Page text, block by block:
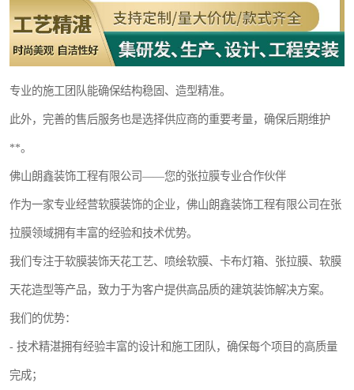
专业的施工团队能确保结构稳固、造型精准。
此外，完善的售后服务也是选择供应商的重要考量，确保后期维护
**。
佛山朗鑫装饰工程有限公司——您的张拉膜专业合作伙伴
作为一家专业经营软膜装饰的企业，佛山朗鑫装饰工程有限公司在张
拉膜领域拥有丰富的经验和技术优势。
我们专注于软膜装饰天花工艺、喷绘软膜、卡布灯箱、张拉膜、软膜
天花造型等产品，致力于为客户提供高品质的建筑装饰解决方案。
我们的优势：
- 技术精湛拥有经验丰富的设计和施工团队，确保每个项目的高质量
完成；